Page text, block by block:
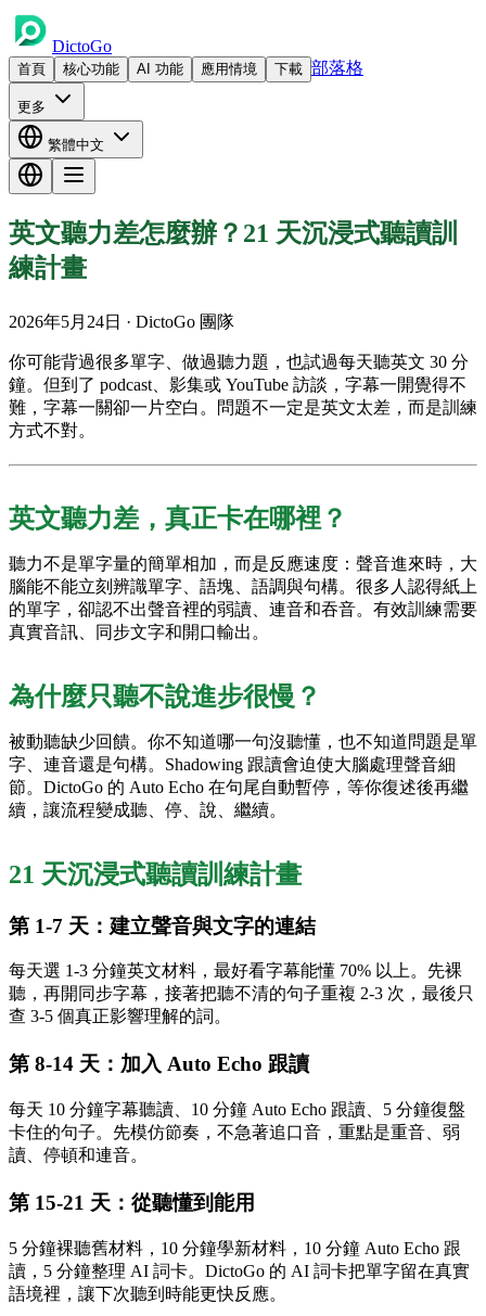
DictoGo
首頁 核心功能 AI 功能 應用情境 下載 部落格
更多
繁體中文
英文聽力差怎麼辦？21 天沉浸式聽讀訓
練計畫
2026年5月24日 · DictoGo 團隊
你可能背過很多單字、做過聽力題，也試過每天聽英文 30 分
鐘。但到了 podcast、影集或 YouTube 訪談，字幕一開覺得不
難，字幕一關卻一片空白。問題不一定是英文太差，而是訓練
方式不對。
英文聽力差，真正卡在哪裡？
聽力不是單字量的簡單相加，而是反應速度：聲音進來時，大
腦能不能立刻辨識單字、語塊、語調與句構。很多人認得紙上
的單字，卻認不出聲音裡的弱讀、連音和吞音。有效訓練需要
真實音訊、同步文字和開口輸出。
為什麼只聽不說進步很慢？
被動聽缺少回饋。你不知道哪一句沒聽懂，也不知道問題是單
字、連音還是句構。Shadowing 跟讀會迫使大腦處理聲音細
節。DictoGo 的 Auto Echo 在句尾自動暫停，等你復述後再繼
續，讓流程變成聽、停、說、繼續。
21 天沉浸式聽讀訓練計畫
第 1-7 天：建立聲音與文字的連結
每天選 1-3 分鐘英文材料，最好看字幕能懂 70% 以上。先裸
聽，再開同步字幕，接著把聽不清的句子重複 2-3 次，最後只
查 3-5 個真正影響理解的詞。
第 8-14 天：加入 Auto Echo 跟讀
每天 10 分鐘字幕聽讀、10 分鐘 Auto Echo 跟讀、5 分鐘復盤
卡住的句子。先模仿節奏，不急著追口音，重點是重音、弱
讀、停頓和連音。
第 15-21 天：從聽懂到能用
5 分鐘裸聽舊材料，10 分鐘學新材料，10 分鐘 Auto Echo 跟
讀，5 分鐘整理 AI 詞卡。DictoGo 的 AI 詞卡把單字留在真實
語境裡，讓下次聽到時能更快反應。